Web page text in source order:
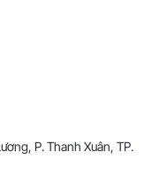
P. Thanh Xuân, TP.